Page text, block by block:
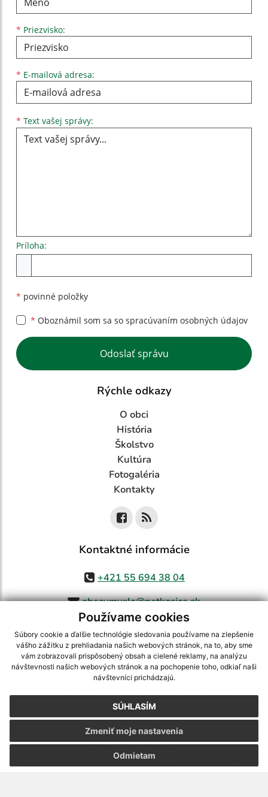
Používame cookies
Súbory cookie a ďalšie technológie sledovania používame na zlepšenie
vášho zážitku z prehliadania našich webových stránok, na to, aby sme
vám zobrazovali prispôsobený obsah a cielené reklamy, na analýzu
návštevnosti našich webových stránok a na pochopenie toho, odkiaľ naši
návštevníci prichádzajú.
SÚHLASÍM
Odmietam
Zmeniť moje nastavenia
* Priezvisko:
* E-mailová adresa:
* Text vašej správy:
Príloha:
* povinné položky
* Oboznámil som sa so spracúvaním osobných údajov
Google reCaptcha Response
Odoslať správu
Rýchle odkazy
O obci
História
Školstvo
Kultúra
Fotogaléria
Kontakty
Kontaktné informácie
+421 55 694 38 04
obecvmysla@netkosice.sk
využite možnosť získavania aktuálnych informácií s využitím RSS
CMS systém (redakčný) systém ECHELON 2,Mapa stránok,web portál
webex.digital, s.r.o.,domény,registrácia domény
Posledná aktualizácia:07.08.2026
Vytlačiť stránku|Vyhlásenie o prístupnosti